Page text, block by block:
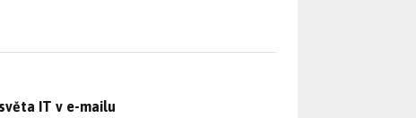
IT v e-mailu